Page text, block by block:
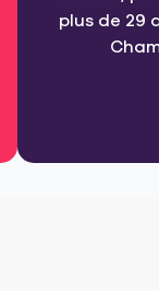
plus de 29